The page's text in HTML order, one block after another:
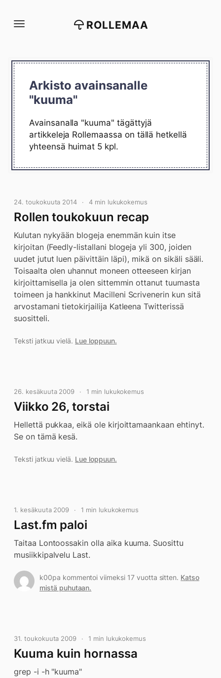
suoraan
ROLLEMAA
Arkisto avainsanalle
"kuuma"
Avainsanalla "kuuma" tägättyjä
artikkeleja Rollemaassa on tällä hetkellä
yhteensä huimat 5 kpl.
24. toukokuuta 2014 4 min lukukokemus
Rollen toukokuun recap
Kulutan nykyään blogeja enemmän kuin itse
kirjoitan (Feedly-listallani blogeja yli 300, joiden
uudet jutut luen päivittäin läpi), mikä on sikäli sääli.
Toisaalta olen uhannut moneen otteeseen kirjan
kirjoittamisella ja olen sittemmin ottanut tuumasta
toimeen ja hankkinut Macilleni Scrivenerin kun sitä
arvostamani tietokirjailija Katleena Twitterissä
suositteli.
Teksti jatkuu vielä. Lue loppuun.
26. kesäkuuta 2009 1 min lukukokemus
Viikko 26, torstai
Hellettä pukkaa, eikä ole kirjoittamaankaan ehtinyt.
Se on tämä kesä.
Teksti jatkuu vielä. Lue loppuun.
1. kesäkuuta 2009 1 min lukukokemus
Last.fm paloi
Taitaa Lontoossakin olla aika kuuma. Suosittu
musiikkipalvelu Last.
k00pa kommentoi viimeksi 17 vuotta sitten. Katso
mistä puhutaan.
31. toukokuuta 2009 1 min lukukokemus
Kuuma kuin hornassa
grep -i -h "kuuma"